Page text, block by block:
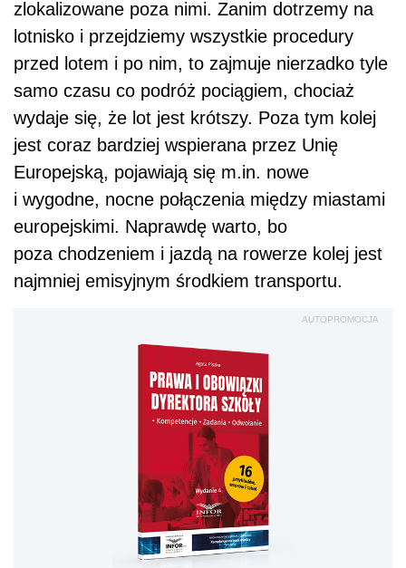
zlokalizowane poza nimi. Zanim dotrzemy na
lotnisko i przejdziemy wszystkie procedury
przed lotem i po nim, to zajmuje nierzadko tyle
samo czasu co podróż pociągiem, chociaż
wydaje się, że lot jest krótszy. Poza tym kolej
jest coraz bardziej wspierana przez Unię
Europejską, pojawiają się m.in. nowe
i wygodne, nocne połączenia między miastami
europejskimi. Naprawdę warto, bo
poza chodzeniem i jazdą na rowerze kolej jest
najmniej emisyjnym środkiem transportu.
AUTOPROMOCJA